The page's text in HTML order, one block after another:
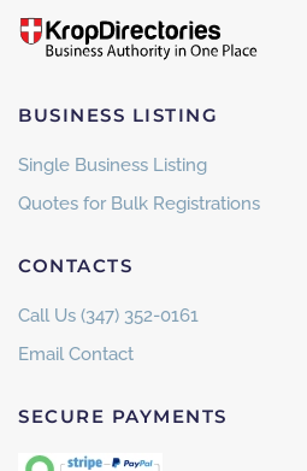
BUSINESS LISTING
Single Business Listing
Quotes for Bulk Registrations
CONTACTS
Call Us (347) 352-0161
Email Contact
SECURE PAYMENTS